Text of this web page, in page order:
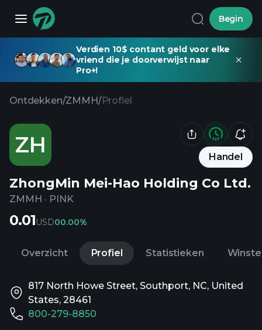
Begin
Verdien 10$ contant geld voor elke
vriend die je doorverwijst naar
Pro+!
Ontdekken/ZMMH/Profiel
ZH Handel
ZhongMin Mei-Hao Holding Co Ltd.
ZMMH · PINK
0.01USD00.00%
Overzicht Profiel Statistieken
817 North Howe Street, Southport, NC, United
States, 28461
800-279-8850